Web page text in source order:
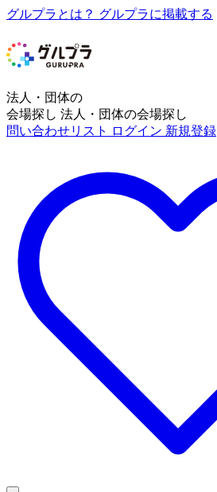
グルプラとは？ グルプラに掲載する
法人・団体の
会場探し 法人・団体の会場探し
問い合わせリスト
ログイン 新規登録